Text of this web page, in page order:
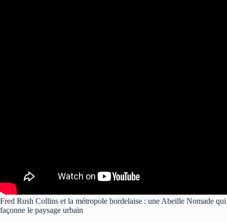
Fred Rush Collins et la métropole bordelaise : une Abeille Nomade qui
façonne le paysage urbain